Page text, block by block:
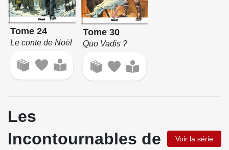
Tome 24
Le conte de Noël
Tome 30
Quo Vadis ?
Les
Incontournables de
Voir la série